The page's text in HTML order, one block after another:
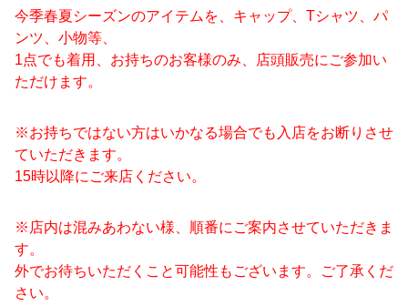
今季春夏シーズンのアイテムを、キャップ、Tシャツ、パ
ンツ、小物等、
1点でも着用、お持ちのお客様のみ、店頭販売にご参加い
ただけます。
※お持ちではない方はいかなる場合でも入店をお断りさせ
ていただきます。
15時以降にご来店ください。
※店内は混みあわない様、順番にご案内させていただきま
す。
外でお待ちいただくこと可能性もございます。ご了承くだ
さい。